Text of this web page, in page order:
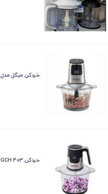
خردکن میگل مدل GCH600 ظرفیت ۲.۷ لیتر
خردکن GCH 403 میگل